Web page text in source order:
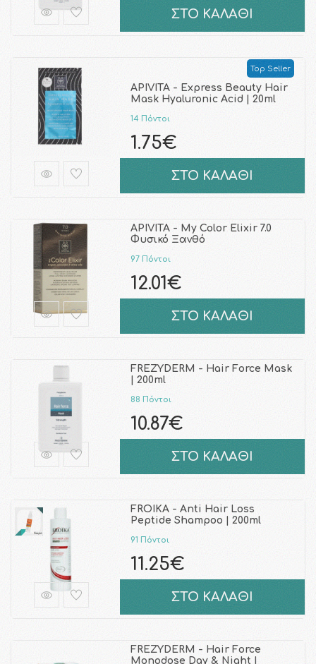
ΣΤΟ ΚΑΛΑΘΙ
Top Seller
APIVITA - Express Beauty Hair
Mask Hyaluronic Acid | 20ml
14 Πόντοι
1.75€
ΣΤΟ ΚΑΛΑΘΙ
APIVITA - My Color Elixir 7.0
Φυσικό Ξανθό
97 Πόντοι
12.01€
ΣΤΟ ΚΑΛΑΘΙ
FREZYDERM - Hair Force Mask
| 200ml
88 Πόντοι
10.87€
ΣΤΟ ΚΑΛΑΘΙ
FROIKA - Anti Hair Loss
Peptide Shampoo | 200ml
91 Πόντοι
11.25€
ΣΤΟ ΚΑΛΑΘΙ
FREZYDERM - Hair Force
Monodose Day & Night |